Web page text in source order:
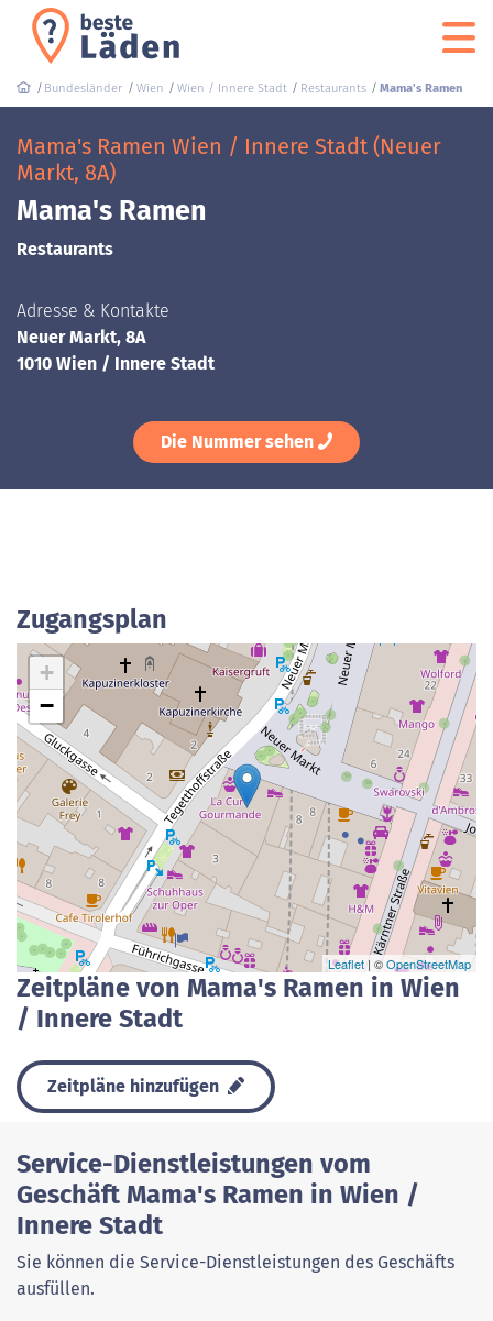
Bundesländer Wien Wien / Innere Stadt Restaurants Mama's Ramen
Mama's Ramen Wien / Innere Stadt (Neuer
Markt, 8A)
Mama's Ramen
Restaurants
Adresse & Kontakte
Neuer Markt, 8A
1010 Wien / Innere Stadt
Die Nummer sehen
Zugangsplan
+
−
Leaflet | ©OpenStreetMap
Zeitpläne von Mama's Ramen in Wien
/ Innere Stadt
Zeitpläne hinzufügen
Service-Dienstleistungen vom
Geschäft Mama's Ramen in Wien /
Innere Stadt
Sie können die Service-Dienstleistungen des Geschäfts
ausfüllen.